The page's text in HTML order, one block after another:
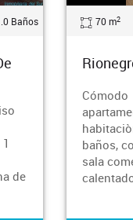
Baños
de
70 m2
Cómodo
baños,
sala